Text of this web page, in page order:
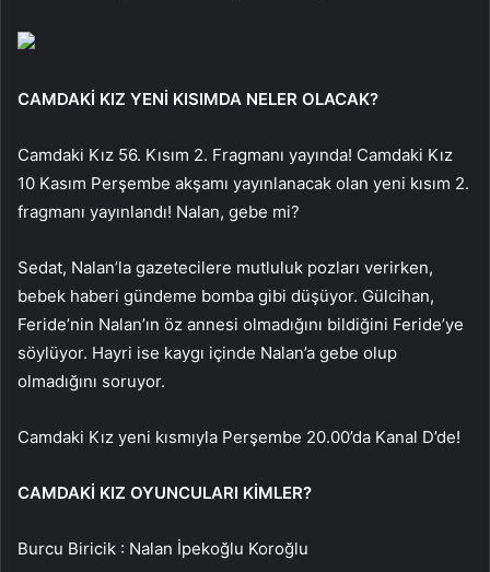
CAMDAKİ KIZ YENİ KISIMDA NELER OLACAK?
Camdaki Kız 56. Kısım 2. Fragmanı yayında! Camdaki Kız
10 Kasım Perşembe akşamı yayınlanacak olan yeni kısım 2.
fragmanı yayınlandı! Nalan, gebe mi?
Sedat, Nalan’la gazetecilere mutluluk pozları verirken,
bebek haberi gündeme bomba gibi düşüyor. Gülcihan,
Feride’nin Nalan’ın öz annesi olmadığını bildiğini Feride’ye
söylüyor. Hayri ise kaygı içinde Nalan’a gebe olup
olmadığını soruyor.
Camdaki Kız yeni kısmıyla Perşembe 20.00’da Kanal D’de!
CAMDAKİ KIZ OYUNCULARI KİMLER?
Burcu Biricik : Nalan İpekoğlu Koroğlu